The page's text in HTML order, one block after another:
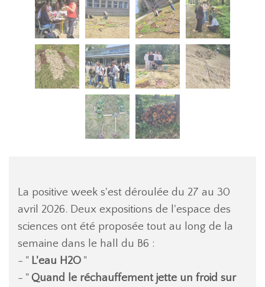
La positive week s'est déroulée du 27 au 30
avril 2026. Deux expositions de l'espace des
sciences ont été proposée tout au long de la
semaine dans le hall du B6 :
- " L'eau H2O "
- "Quand le réchauffement jette un froid sur